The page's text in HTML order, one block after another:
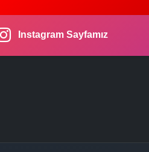
Instagram Sayfamız